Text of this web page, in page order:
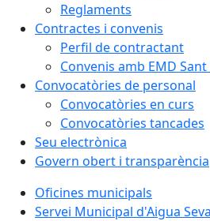
Reglaments
Contractes i convenis
Perfil de contractant
Convenis amb EMD
Convocatòries de personal
Convocatòries en curs
Convocatòries tancades
Seu electrònica
Govern obert i transparència
Oficines municipals
Servei Municipal d'Aigua Seva